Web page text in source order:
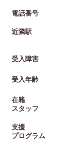
電話番号
近隣駅
受入障害
受入年齢
在籍
スタッフ
支援
プログラム